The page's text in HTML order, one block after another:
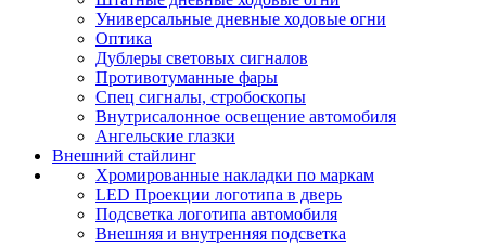
Универсальные дневные ходовые огни
Оптика
Дублеры световых сигналов
Противотуманные фары
Спец сигналы, стробоскопы
Внутрисалонное освещение автомобиля
Ангельские глазки
Внешний стайлинг
Хромированные накладки по маркам
LED Проекции логотипа в дверь
Подсветка логотипа автомобиля
Внешняя и внутренняя подсветка